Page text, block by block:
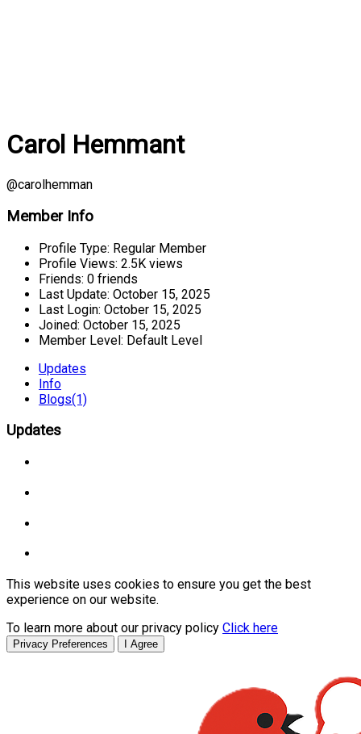
Carol Hemmant
@carolhemman
Member Info
Profile Type: Regular Member
Profile Views: 2.5K views
Friends: 0 friends
Last Update: October 15, 2025
Last Login: October 15, 2025
Joined: October 15, 2025
Member Level: Default Level
Updates
Info
Blogs(1)
Updates
This website uses cookies to ensure you get the best
experience on our website.
To learn more about our privacy policy Click here
Privacy Preferences I Agree